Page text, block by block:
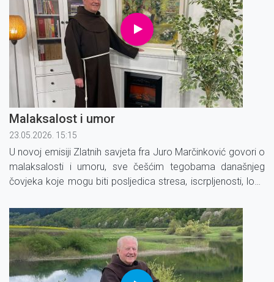
Malaksalost i umor
23.05.2026. 15:15
U novoj emisiji Zlatnih savjeta fra Juro Marčinković govori o
malaksalosti i umoru, sve češćim tegobama današnjeg
čovjeka koje mogu biti posljedica stresa, iscrpljenosti, loše